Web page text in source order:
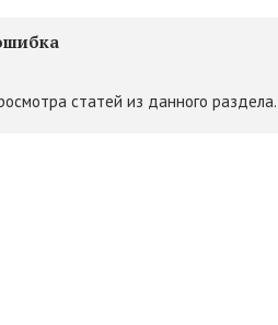
статей из данного раздела.